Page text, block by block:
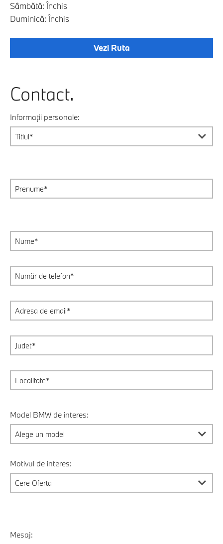
Sâmbătă: Închis
Duminică: Închis
Vezi Ruta
Contact.
Informații personale:
Model BMW de interes:
Motivul de interes:
Mesaj: